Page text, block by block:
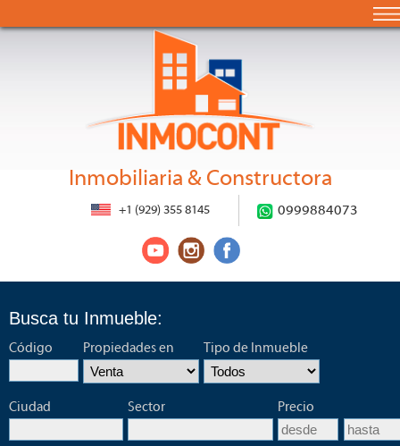
Inmobiliaria & Constructora
+1 (929) 355 8145 0999884073
Busca tu Inmueble:
Código Propiedades en Tipo de Inmueble
Ciudad Sector Precio